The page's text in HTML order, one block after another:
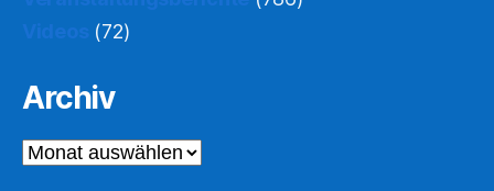
(72)
Archiv
Archiv